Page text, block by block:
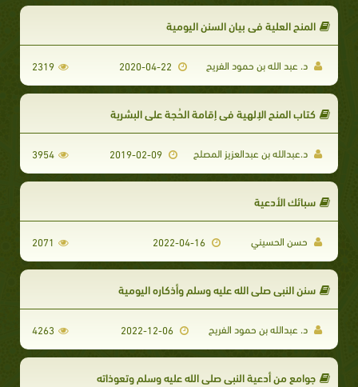
المنح العلية في بيان السنن اليومية
د. عبد الله بن حمود الفريح 2319
كتاب المنح الإلهية في إقامة الحُجة على البشرية
د.عبدالله بن عبدالعزيز المصلح 2019-02-09
3954
سبائك الأدعية
حسن الحسيني 2022-04-16
2071
سنن النبي صلى الله عليه وسلم وأذكاره اليومية
د. عبدالله بن حمود الفريح 4263
جوامع من أدعية النبي صلى الله عليه وسلم وتعوذاته